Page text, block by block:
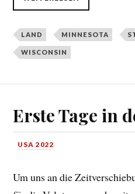
LAND MINNESOTA
WISCONSIN
Erste Tage in
USA 2022
Um uns an die